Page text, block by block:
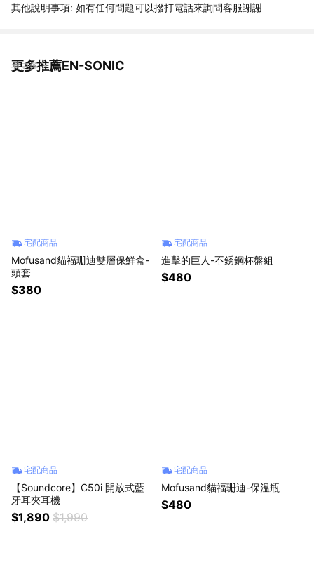
其他說明事項: 如有任何問題可以撥打電話來詢問客服謝謝
更多推薦EN-SONIC
看更多
宅配商品
Mofusand貓福珊迪雙層保鮮盒-
頭套
$380
宅配商品
進擊的巨人-不銹鋼杯盤組
$480
宅配商品
【Soundcore】C50i 開放式藍
牙耳夾耳機
$1,890 $1,990
宅配商品
Mofusand貓福珊迪-保溫瓶
$480